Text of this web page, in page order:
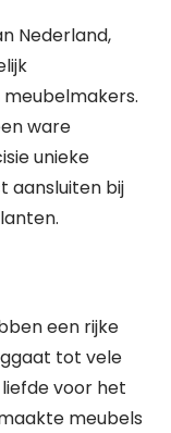
Nederland,
ware
unieke
aansluiten bij
een rijke
tot vele
voor het
meubels